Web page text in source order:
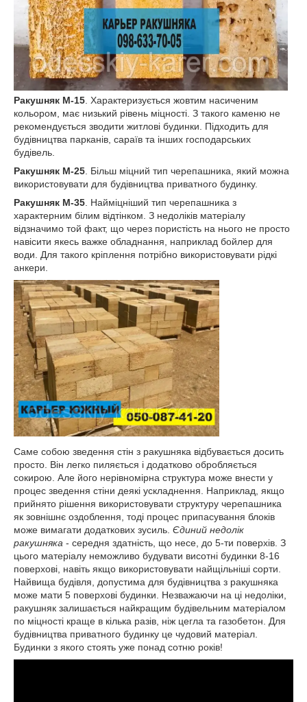
Ракушняк М-15 . Характеризується жовтим насиченим
кольором, має низький рівень міцності. З такого каменю не
рекомендується зводити житлові будинки. Підходить для
будівництва парканів, сараїв та інших господарських
будівель.
Ракушняк М-25 . Більш міцний тип черепашника, який можна
використовувати для будівництва приватного будинку.
Ракушняк М-35 . Найміцніший тип черепашника з
характерним білим відтінком. З недоліків матеріалу
відзначимо той факт, що через пористість на нього не просто
навісити якесь важке обладнання, наприклад бойлер для
води. Для такого кріплення потрібно використовувати рідкі
анкери.
Саме собою зведення стін з ракушняка відбувається досить
просто. Він легко пиляється і додатково обробляється
сокирою. Але його нерівномірна структура може внести у
процес зведення стіни деякі ускладнення. Наприклад, якщо
прийнято рішення використовувати структуру черепашника
як зовнішнє оздоблення, тоді процес припасування блоків
може вимагати додаткових зусиль. Єдиний недолік
ракушняка - середня здатність, що несе, до 5-ти поверхів. З
цього матеріалу неможливо будувати висотні будинки 8-16
поверхові, навіть якщо використовувати найщільніші сорти.
Найвища будівля, допустима для будівництва з ракушняка
може мати 5 поверхові будинки. Незважаючи на ці недоліки,
ракушняк залишається найкращим будівельним матеріалом
по міцності краще в кілька разів, ніж цегла та газобетон. Для
будівництва приватного будинку це чудовий матеріал.
Будинки з якого стоять уже понад сотню років!